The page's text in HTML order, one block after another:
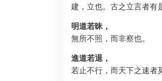
建，立也。古之立言者有
明道若昧，
無所不照，而非察也。
進道若退，
若止不行，而天下之速者